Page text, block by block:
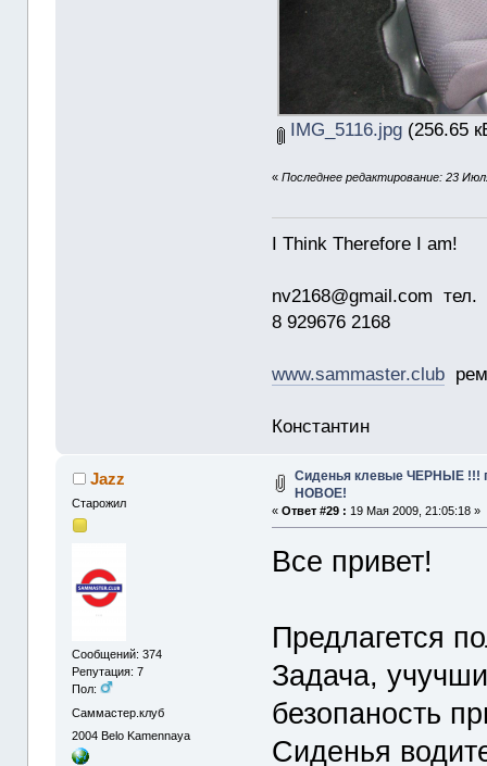
IMG_5116.jpg (256.65
«Последнее редактирование: 23
I Think Therefore I am!
nv2168@gmail.com тел.
8 929676 2168
www.sammaster.club
Константин
Jazz
Старожил
Сообщений: 374
Репутация: 7
Пол:
Саммастер.клуб
2004 Belo Kamennaya
Сиденья клевые ЧЕРНЫЕ !!!
НОВОЕ!
«Ответ #29 : 19 Мая 2009, 21:05:18 »
Все привет!
Предлагется
Задача,
безопаность
Сиденья